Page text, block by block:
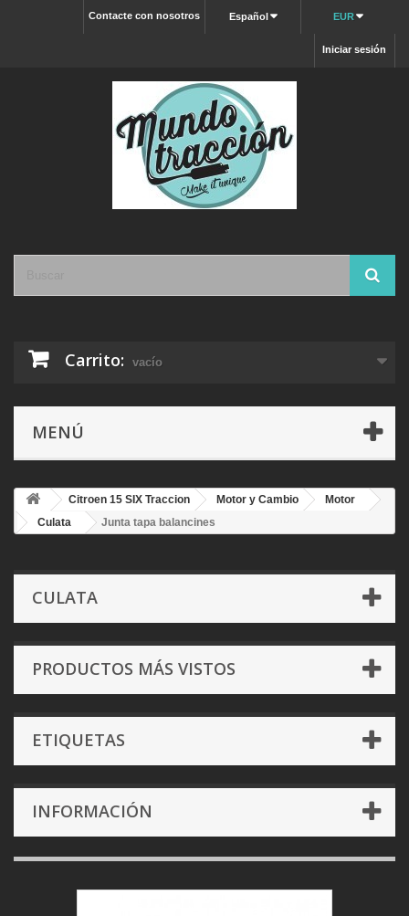
EUR
Español
Contacte con nosotros
Iniciar sesión
Carrito: vacío
MENÚ
Citroen 15 SIX Traccion Motor y Cambio
Motor
Culata
Junta tapa balancines
CULATA
PRODUCTOS MÁS VISTOS
ETIQUETAS
INFORMACIÓN